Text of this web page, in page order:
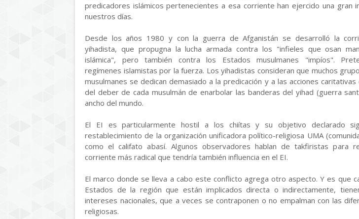
predicadores islámicos pertenecientes a esa corriente han ejercido una gran
nuestros días.
Desde los años 1980 y con la guerra de Afganistán se desarrolló la
yihadista, que propugna la lucha armada contra los "infieles que osan
islámica", pero también contra los Estados musulmanes "impíos".
regímenes islamistas por la fuerza. Los yihadistas consideran que muchos
musulmanes se dedican demasiado a la predicación y a las acciones
del deber de cada musulmán de enarbolar las banderas del yihad (guerra
ancho del mundo.
El EI es particularmente hostil a los chiítas y su objetivo declarado
restablecimiento de la organización unificadora político-religiosa UMA
como el califato abasí. Algunos observadores hablan de takfiristas para
corriente más radical que tendría también influencia en el EI.
El marco donde se lleva a cabo este conflicto agrega otro aspecto. Y es que
Estados de la región que están implicados directa o indirectamente,
intereses nacionales, que a veces se contraponen o no empalman con las
religiosas.